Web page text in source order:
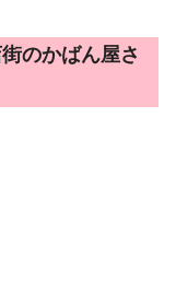
のかばん屋さ